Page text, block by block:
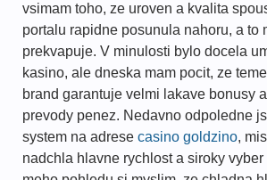
vsimam toho, ze uroven a kvalita
portalu rapidne posunula nahoru, a to
prekvapuje. V minulosti bylo docela
kasino, ale dneska mam pocit, ze
brand garantuje velmi lakave bonusy
prevody penez. Nedavno odpoledne
system na adrese casino goldzino,
nadchla hlavne rychlost a siroky